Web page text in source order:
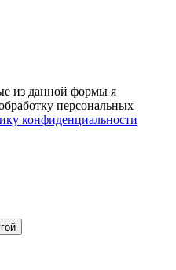
из данной формы я
персональных
конфиденциальности